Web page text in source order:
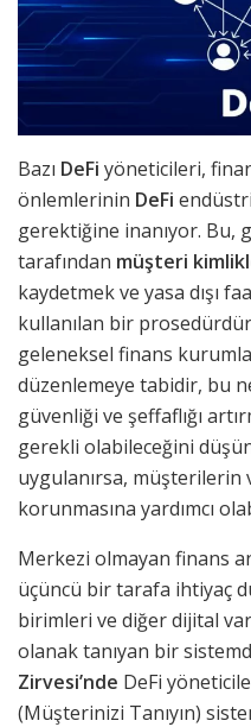
Bazı DeFi yöneticileri,
önlemlerinin DeFi
gerektiğine inanıyor. Bu,
tarafından müşteri
kaydetmek ve yasa dışı
kullanılan bir
geleneksel finans
düzenlemeye tabidir, bu
güvenliği ve şeffaflığı
gerekli olabileceğini
uygulanırsa, müşterilerin
korunmasına yardımcı
Merkezi olmayan finans
üçüncü bir tarafa ihtiyaç
birimleri ve diğer dijital
olanak tanıyan bir
Zirvesi’nde DeFi
(Müşterinizi Tanıyın)